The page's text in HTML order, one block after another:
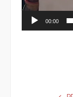
00:00